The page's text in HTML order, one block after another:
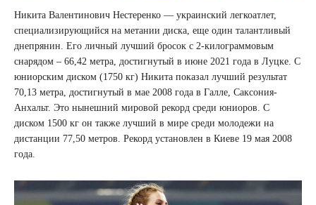
Никита Валентинович Нестеренко — украинский легкоатлет,
специализирующийся на метании диска, еще один талантливый
днепрянин. Его личный лучший бросок с 2-килограммовым
снарядом – 66,42 метра, достигнутый в июне 2021 года в Луцке. С
юниорским диском (1750 кг) Никита показал лучший результат
70,13 метра, достигнутый в мае 2008 года в Галле, Саксония-
Анхальт. Это нынешний мировой рекорд среди юниоров. С
диском 1500 кг он также лучший в мире среди молодежи на
дистанции 77,50 метров. Рекорд установлен в Киеве 19 мая 2008
года.